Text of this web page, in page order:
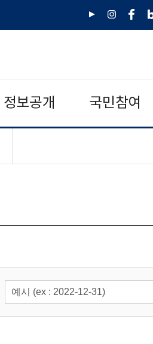
유
인
페
네
그
정보공개 국민참여